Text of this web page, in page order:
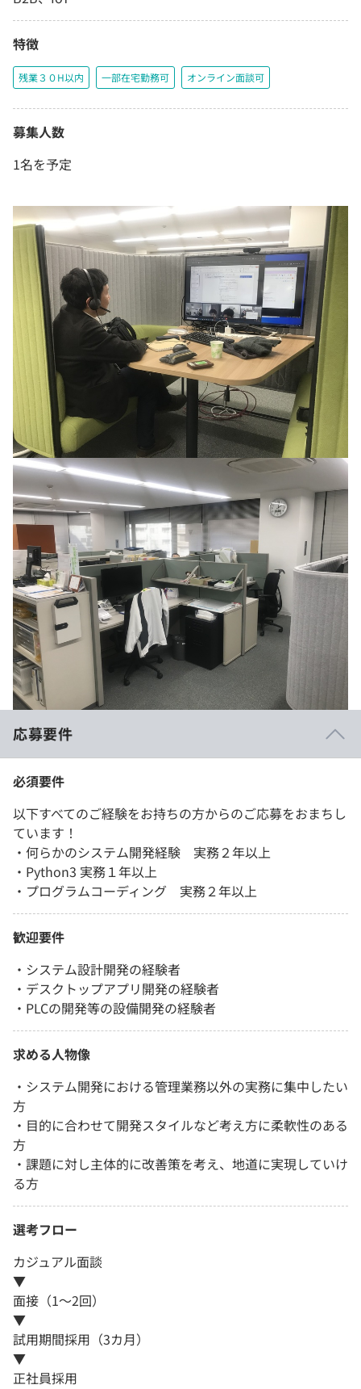
特徴
残業３０H以内 一部在宅勤務可 オンライン面談可
募集人数
1名を予定
応募要件
必須要件
以下すべてのご経験をお持ちの方からのご応募をおまちし
ています！
・何らかのシステム開発経験 実務２年以上
・Python3 実務１年以上
・プログラムコーディング 実務２年以上
歓迎要件
・システム設計開発の経験者
・デスクトップアプリ開発の経験者
・PLCの開発等の設備開発の経験者
求める人物像
・システム開発における管理業務以外の実務に集中したい
方
・目的に合わせて開発スタイルなど考え方に柔軟性のある
方
・課題に対し主体的に改善策を考え、地道に実現していけ
る方
選考フロー
カジュアル面談
▼
面接（1～2回）
▼
試用期間採用（3カ月）
▼
正社員採用